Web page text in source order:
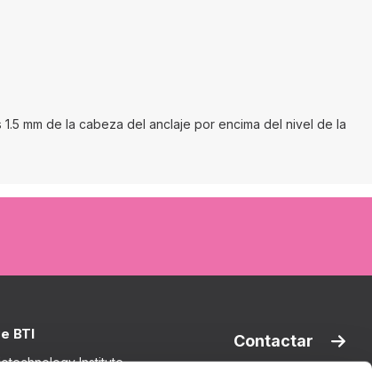
mm de la cabeza del anclaje por encima del nivel de la
BTI
Institute
Contactar